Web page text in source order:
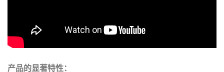
产品的显著特性：